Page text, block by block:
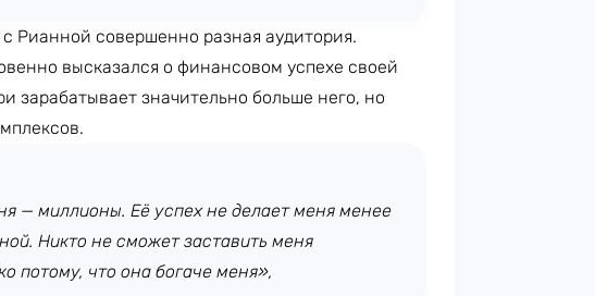
Рианной совершенно разная аудитория.
высказался о финансовом успехе своей
зарабатывает значительно больше него, но
— миллионы. Её успех не делает меня менее
Никто не сможет заставить меня
потому, что она богаче меня»,